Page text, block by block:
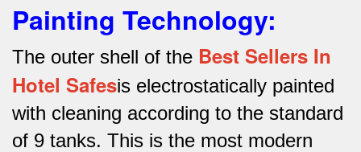
Painting Technology:
The outer shell of the Best Sellers In
Hotel Safesis electrostatically painted
with cleaning according to the standard
of 9 tanks. This is the most modern